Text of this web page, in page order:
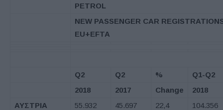
PETROL
NEW PASSENGER CAR
EU+EFTA
Q2 Q2 %
Q1-Q2
2018
2017 Change
2018
ΑΥΣΤΡΙΑ
55.932 45.697 22,4
104.356